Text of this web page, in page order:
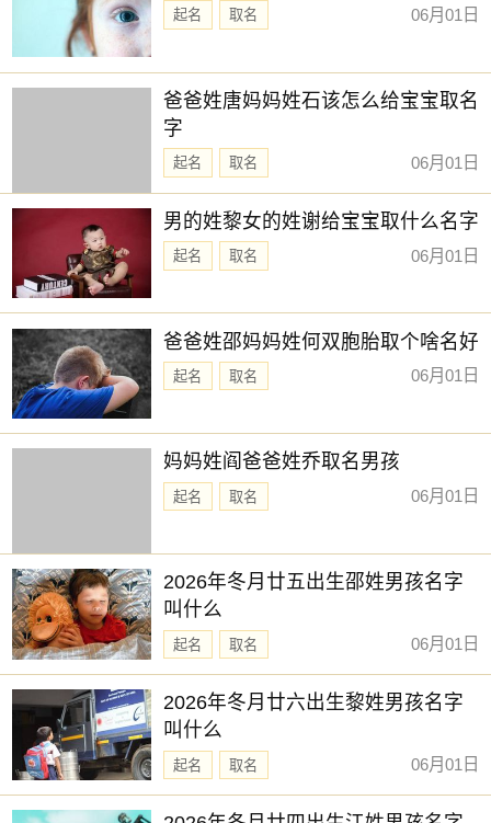
起名 取名 06月01日
爸爸姓唐妈妈姓石该怎么给宝宝取名
字
起名 取名 06月01日
男的姓黎女的姓谢给宝宝取什么名字
起名 取名 06月01日
爸爸姓邵妈妈姓何双胞胎取个啥名好
起名 取名 06月01日
妈妈姓阎爸爸姓乔取名男孩
起名 取名 06月01日
2026年冬月廿五出生邵姓男孩名字
叫什么
起名 取名 06月01日
2026年冬月廿六出生黎姓男孩名字
叫什么
起名 取名 06月01日